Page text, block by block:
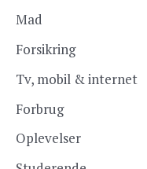
Mad
Forsikring
Tv, mobil & internet
Forbrug
Oplevelser